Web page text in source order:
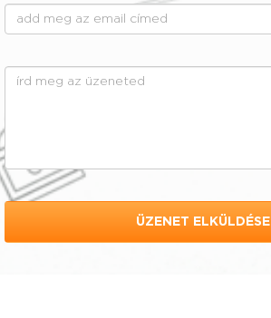
ÜZENET ELKÜLDÉSE